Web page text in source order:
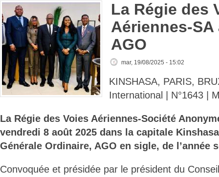
La Régie des
Aériennes-
AGO
mar, 19/08/2025 - 15:02
KINSHASA, PARIS,
International | N°1643 |
La Régie des Voies Aériennes-Société
vendredi 8 août 2025 dans la capitale
Générale Ordinaire, AGO en sigle, de l’année
Convoquée et présidée par le président du